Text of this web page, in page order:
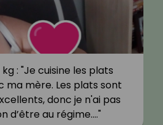
kg : "Je cuisine les plats
ma mère. Les plats sont
donc je n'ai pas
d’être au régime.…"